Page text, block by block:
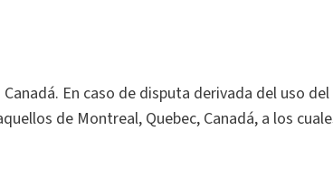
En caso de disputa derivada del uso
de Montreal, Quebec, Canadá, a los